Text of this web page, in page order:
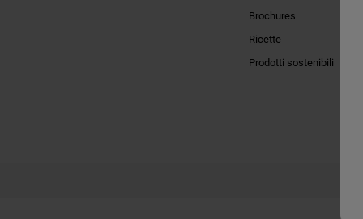
Brochures
Ricette
Prodotti sostenibili